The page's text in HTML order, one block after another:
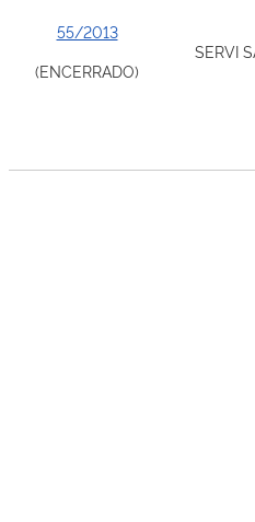
55/2013
(ENCERRADO)
SERVI